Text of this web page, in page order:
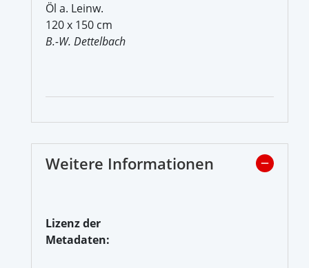
Öl a. Leinw.
120 x 150 cm
B.-W. Dettelbach
Weitere Informationen
Lizenz der
Metadaten: